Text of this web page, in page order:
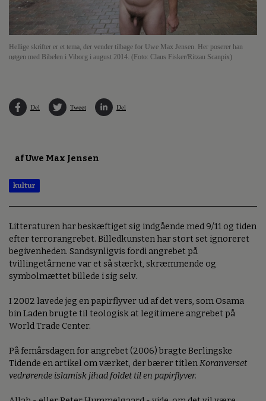
Hellige skrifter er et tema, der vender tilbage for Uwe Max Jensen. Her poserer han
nøgen med Bibelen i Viborg i august 2014. (Foto: Claus Fisker/Ritzau Scanpix)
Del Tweet Del
af Uwe Max Jensen
kultur
Litteraturen har beskæftiget sig indgående med 9/11 og tiden
efter terrorangrebet. Billedkunsten har stort set ignoreret
begivenheden. Sandsynligvis fordi angrebet på
tvillingetårnene var et så stærkt, skræmmende og
symbolmættet billede i sig selv.
I 2002 lavede jeg en papirflyver ud af det vers, som Osama
bin Laden brugte til teologisk at legitimere angrebet på
World Trade Center.
På femårsdagen for angrebet (2006) bragte Berlingske
Tidende en artikel om værket, der bærer titlenKoranverset
vedrørende islamisk jihad foldet til en papirflyver.